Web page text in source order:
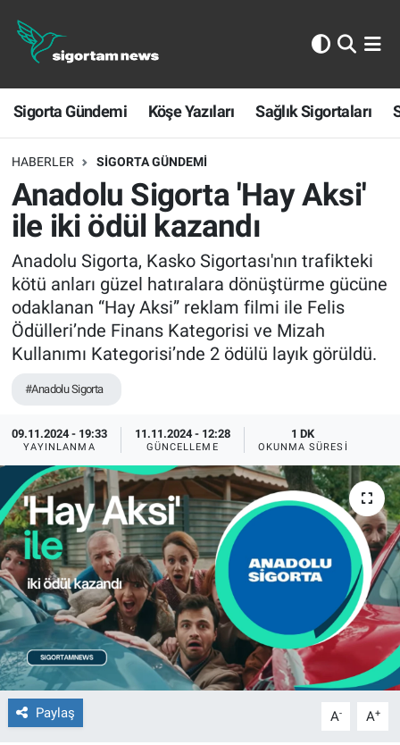
Sigorta Gündemi Köşe Yazıları Sağlık Sigortaları
HABERLER SIGORTA GÜNDEMI
Anadolu Sigorta 'Hay Aksi'
ile iki ödül kazandı
Anadolu Sigorta, Kasko Sigortası'nın trafikteki
kötü anları güzel hatıralara dönüştürme gücüne
odaklanan “Hay Aksi” reklam filmi ile Felis
Ödülleri’nde Finans Kategorisi ve Mizah
Kullanımı Kategorisi’nde 2 ödülü layık görüldü.
#Anadolu Sigorta
09.11.2024 - 19:33
YAYINLANMA
11.11.2024 - 12:28
GÜNCELLEME
1 DK
OKUNMA SÜRESI
Paylaş A- A+
Sigorta Gündemi
Köşe Yazıları
Sağlık Sigortaları
Sporun Sigortası
Ekonomi